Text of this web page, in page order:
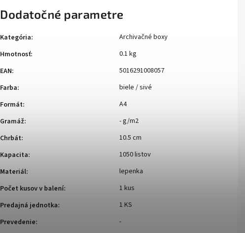
Dodatočné parametre
Kategória:
Archivačné boxy
Hmotnosť:
0.1 kg
EAN:
5016291008057
Farba:
biele / sivé
Formát:
A4
Gramáž:
- g/m2
Chrbát:
10.5 cm
Kapacita:
1050 listov
Materiál:
lepenka
Počet kusov v balení:
1 kus
Predajná jednotka:
1 KS
Prevedenie:
-